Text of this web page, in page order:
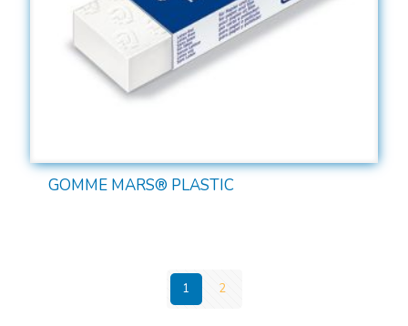
GOMME MARS® PLASTIC
1 2